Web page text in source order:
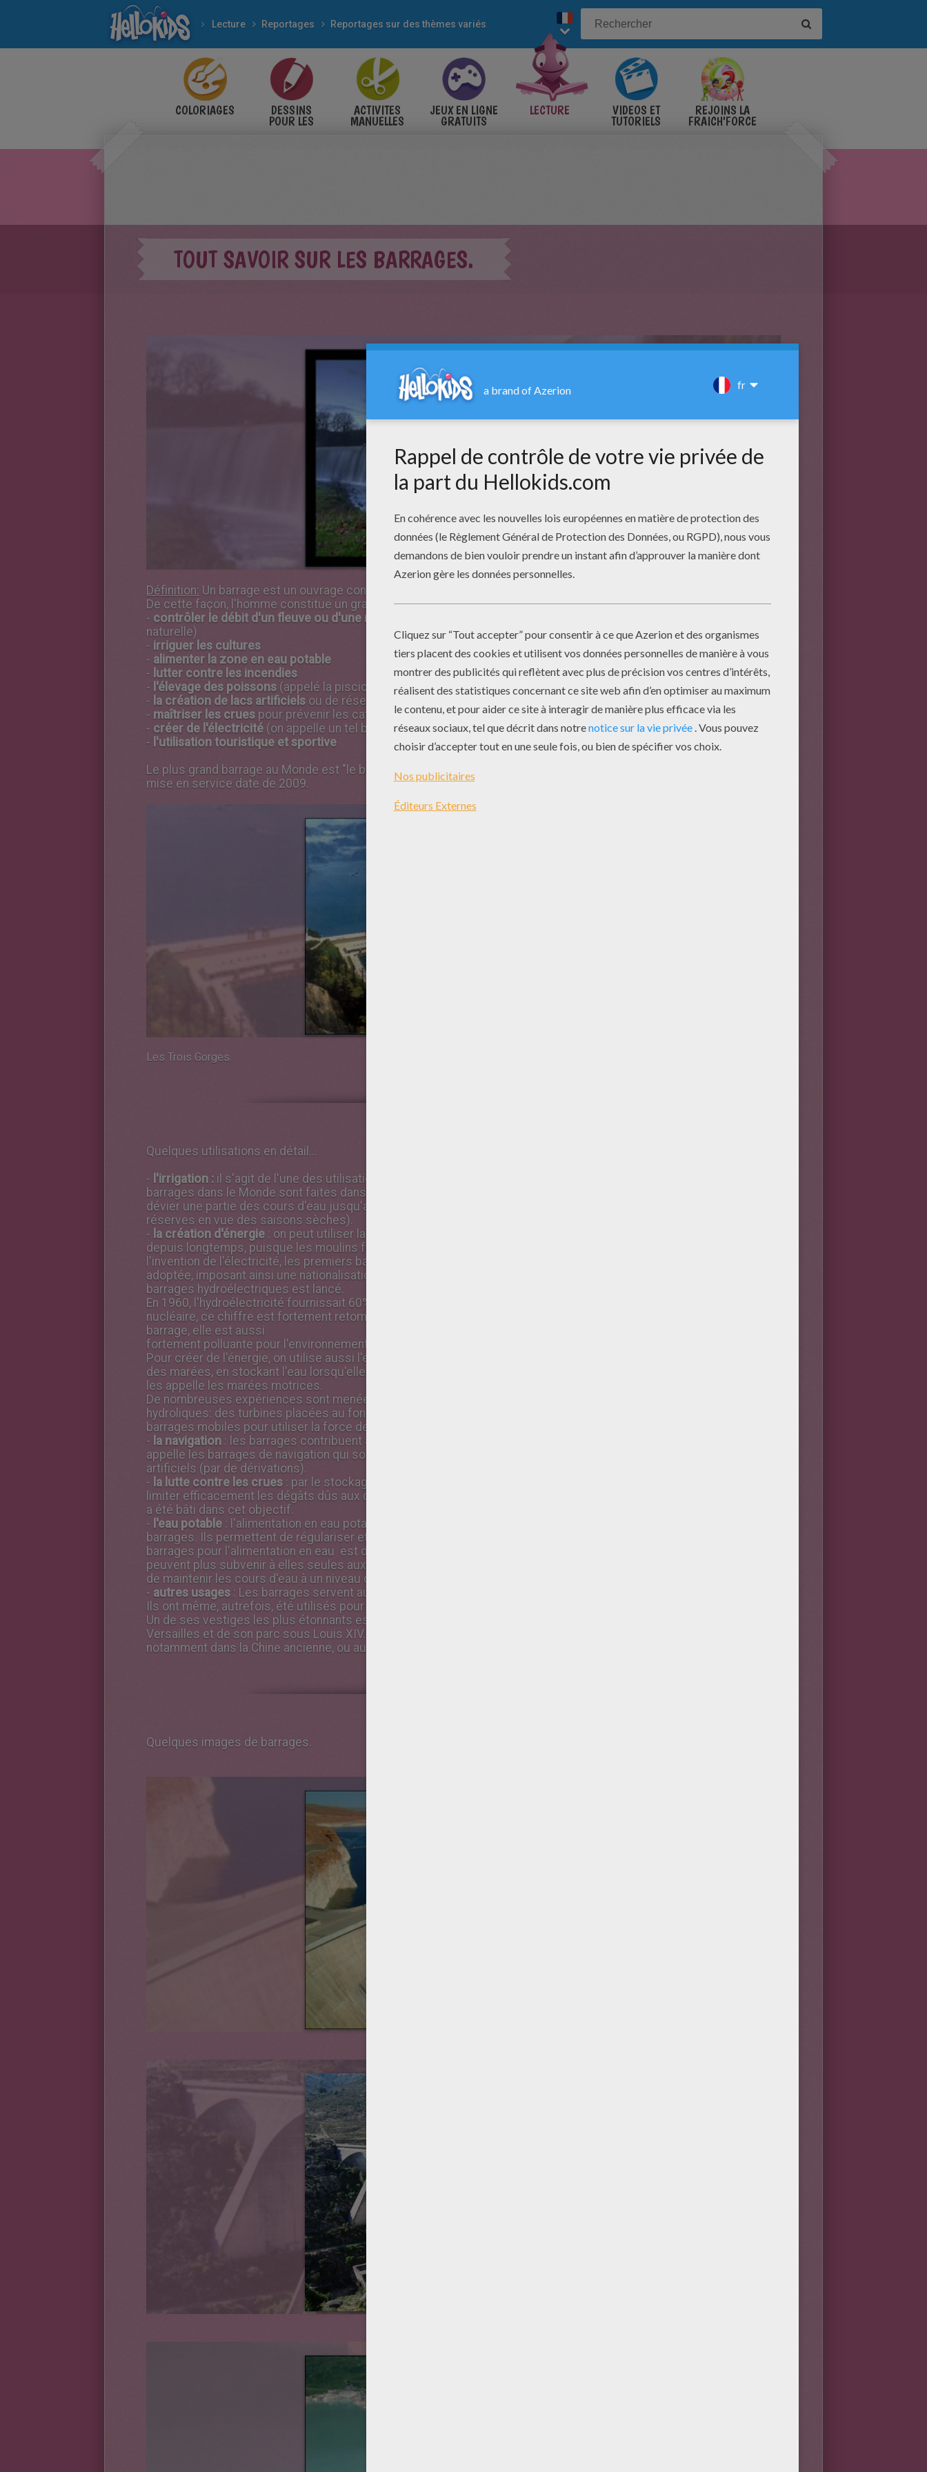
Lecture Reportages Reportages sur des thèmes variés
COLORIAGES DESSINS
POUR LES
ACTIVITES
MANUELLES
JEUX EN LIGNE
GRATUITS
LECTURE VIDÉOS ET
TUTORIELS
REJOINS LA
FRAICH'FORCE
TOUT SAVOIR SUR LES BARRAGES.
Définition: Un barrage est un ouvrage construit à travers un cours d'eau, pour retenir l'eau.
De cette façon, l'homme constitue un grand réservoir d'eau, qu'il peut utiliser pour :
- contrôler le débit d'un fleuve ou d'une rivière
naturelle)
- irriguer les cultures
- alimenter la zone en eau potable
- lutter contre les incendies
- l'élevage des poissons (appelé la pisciculture)
- la création de lacs artificiels ou de réservoirs
- maîtriser les crues pour prévenir les catastrophes naturelles (inondations)
- créer de l'électricité (on appelle un tel barrage un barrage hydroélectrique)
- l'utilisation touristique et sportive
Le plus grand barrage au Monde est "le barrage des trois gorges" en Chine. C'est un barrage hydroélectrique dont la
mise en service date de 2009.
Les Trois Gorges.
Quelques utilisations en détail...
- l'irrigation : il s'agit de l'une des utilisations les plus anciennes des barrages. Près de la moitié des constructions de
barrages dans le Monde sont faites dans ce but. Le barrage peut permettre une dérivation de l'eau (elle consite à
dévier une partie des cours d'eau jusqu'aux terrains cultivés) ou bien un stockage de l'eau (pour constituer des
réserves en vue des saisons sèches).
- la création d'énergie : on peut utiliser la force de l'eau pour créer de l'énergie. Ce type d'exploitation est connu
depuis longtemps, puisque les moulins fonctionnaient sur ce principe. Il s'agissait d'énergie hydromécanique. Après
l'invention de l'électricité, les premiers barrages hydroélectrique furent construits. Losque "la loi sur l'eau" est
adoptée, imposant ainsi une nationalisation des ressources hydroliques, un vaste programme de construction de
barrages hydroélectriques est lancé.
En 1960, l'hydroélectricité fournissait 60% de l'énergie consommée en France. Mais avec l'apparition de l'énergie
nucléaire, ce chiffre est fortement retombé. S'il est vrai qu'une centrale nucléaire founit bien plus d'énergie qu'un
barrage, elle est aussi
fortement polluante pour l'environnement.
Pour créer de l'énergie, on utilise aussi l'eau dans d'autres contextes. On utilise par exemple le phénomène naturel
des marées, en stockant l'eau lorsqu'elle monte puis en la faisant passer dans des turbines lorsqu'elle redescend. On
les appelle les marées motrices.
De nombreuses expériences sont menées à l'heure actuelle pour trouver de nouvelles sources d'énergie
hydroliques: des turbines placées au fond des mers pour exploiter la force des courants, des sortes de petits
barrages mobiles pour utiliser la force des vagues...
- la navigation : les barrages contribuent à favoriser le transport fluvial en régulant les cours d'eau naturels (on les
appelle les barrages de navigation qui sont généralement associés à des écluses), et en alimentant les canaux
artificiels (par de dérivations).
- la lutte contre les crues : par le stockage temporaire de l'eau et le contrôle des débits, les barrages permettent de
limiter efficacement les dégâts dûs aux crues. Le barrage des Trois gorges en Chine, le plus grand barrage du Monde,
a été bâti dans cet objectif.
- l'eau potable : l'alimentation en eau potable est une des plus grandes conquêtes auxquelles aient contribué les
barrages. Ils permettent de régulariser et de sécuriser l'alimentation des villes en eau potable. L'utilisation des
barrages pour l'alimentation en eau est d'autant plus nécessaire que les nappes souterraines, surexploitées, ne
peuvent plus subvenir à elles seules aux besoins. L'eau stockée peut même servir à diluer les rejets polluants, afin
de maintenir les cours d'eau à un niveau de qualité acceptable.
- autres usages : Les barrages servent aussi aux loisirs et à la pisciculture.
Ils ont même, autrefois, été utilisés pour la la défense des villes en cas d'attaque !
Un de ses vestiges les plus étonnants est le gigantesque système mis en place pour l'alimentation du château de
Versailles et de son parc sous Louis XIV. L'utilisation des barrages à des fins militaires fut mise en pratique
notamment dans la Chine ancienne, ou aux Pays-Bas durant la guerre de 39-45.
Quelques images de barrages.